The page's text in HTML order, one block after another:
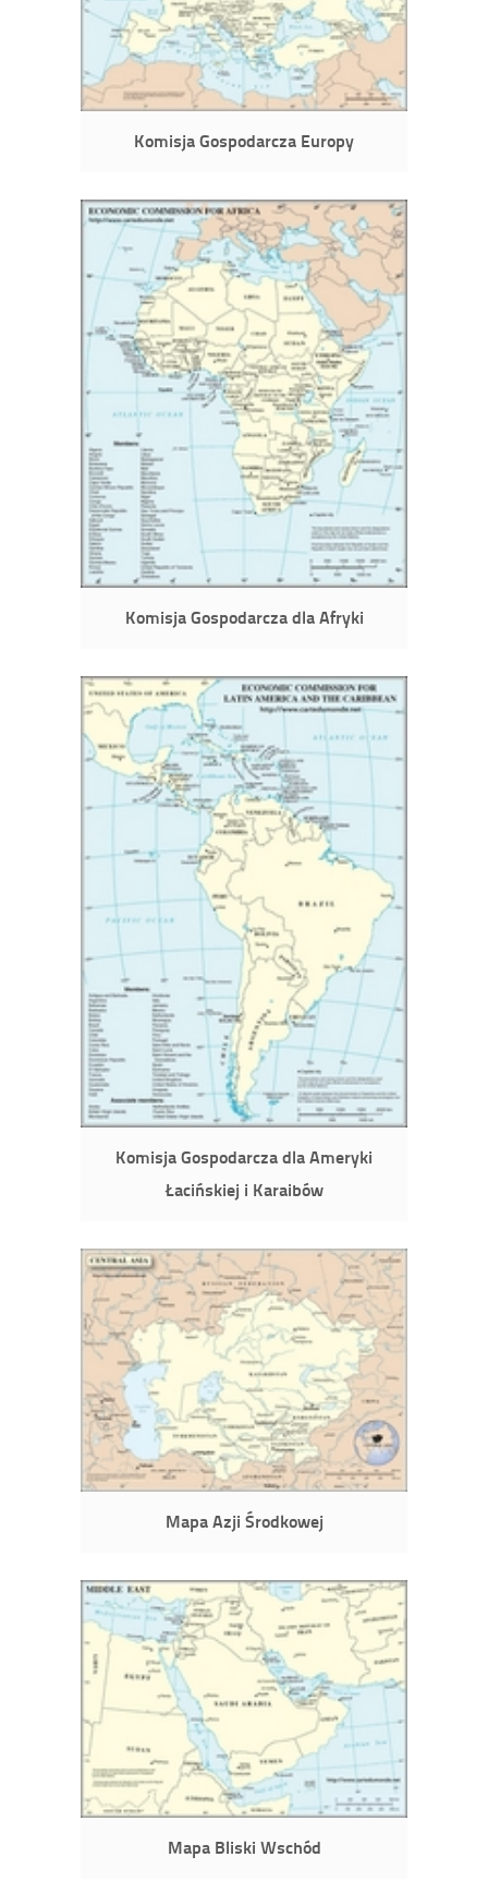
Komisja Gospodarcza Europy
Komisja Gospodarcza dla Afryki
Komisja Gospodarcza dla Ameryki
Łacińskiej i Karaibów
Mapa Azji Środkowej
Mapa Bliski Wschód